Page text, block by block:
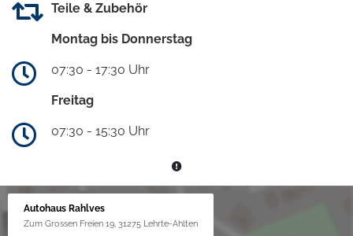
Teile & Zubehör
Montag bis Donnerstag
07:30 - 17:30 Uhr
Freitag
07:30 - 15:30 Uhr
Autohaus Rahlves
Zum Grossen Freien 19, 31275 Lehrte-Ahlten